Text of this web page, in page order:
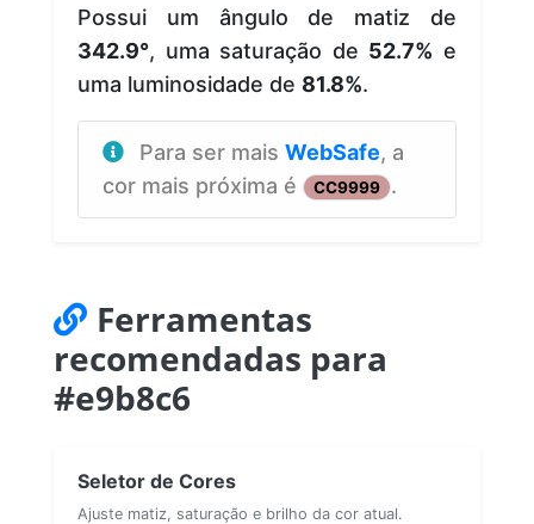
Possui um ângulo de matiz de
342.9°, uma saturação de 52.7% e
uma luminosidade de 81.8%.
Para ser mais WebSafe, a
cor mais próxima é
CC9999 .
Ferramentas
recomendadas para
#e9b8c6
Seletor de Cores
Ajuste matiz, saturação e brilho da cor atual.